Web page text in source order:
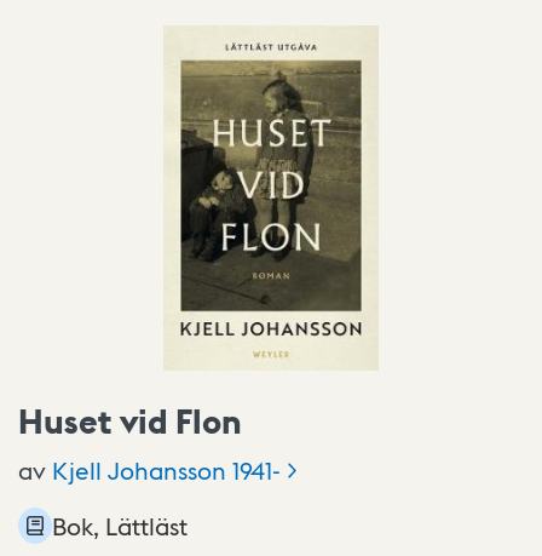
Huset vid Flon
av Kjell Johansson 1941-
Bok, Lättläst